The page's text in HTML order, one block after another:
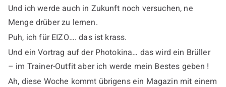
Und ich werde auch in Zukunft noch versuchen, ne
Menge drüber zu lernen.
Puh, ich für EIZO…. das ist krass.
Und ein Vortrag auf der Photokina… das wird ein Brüller
– im Trainer-Outfit aber ich werde mein Bestes geben !
Ah, diese Woche kommt übrigens ein Magazin mit einem